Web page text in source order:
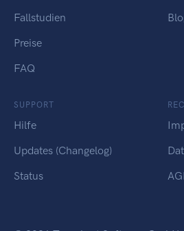
Fallstudien
Preise
FAQ
SUPPORT
Hilfe
Updates (Changelog)
Status